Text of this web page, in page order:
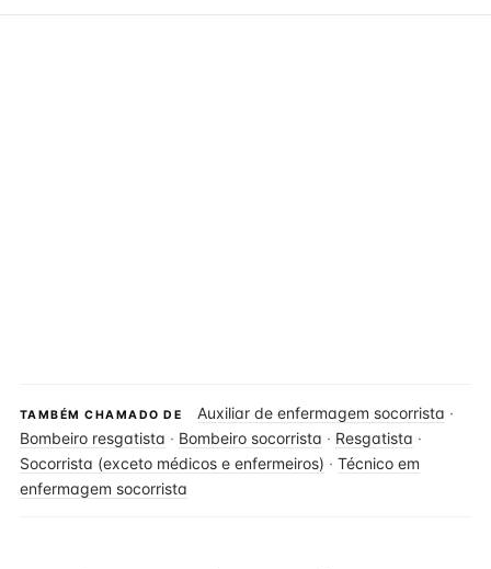
TAMBÉM CHAMADO DE Auxiliar de enfermagem socorrista ·
Bombeiro resgatista · Bombeiro socorrista · Resgatista ·
Socorrista (exceto médicos e enfermeiros) · Técnico em
enfermagem socorrista